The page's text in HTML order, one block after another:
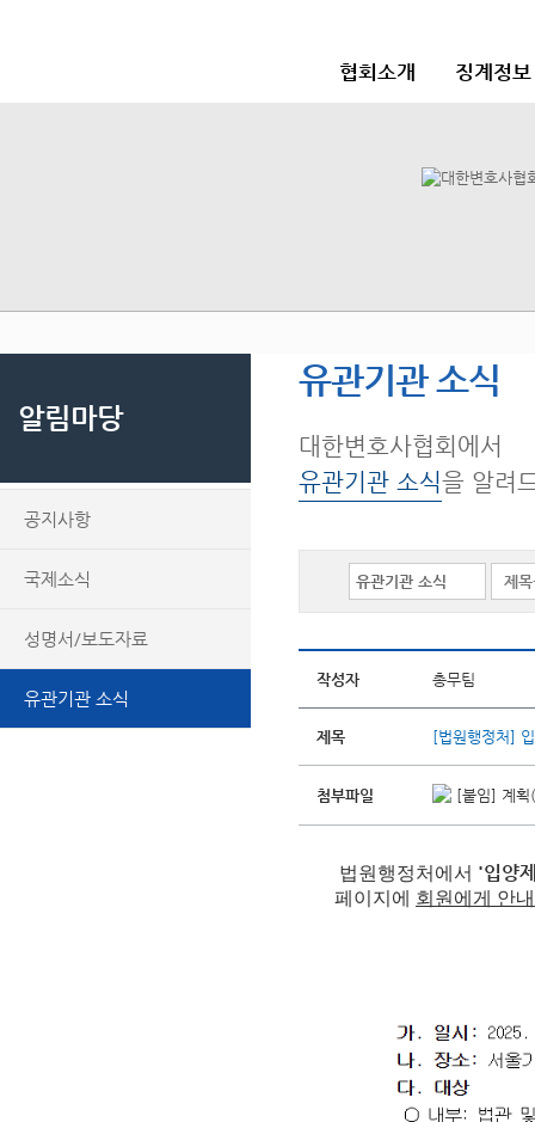
협회소개 징계정
알림마당
공지사항
국제소식
성명서/보도자료
유관기관 소식
유관기관 소식
대한변호사협회에서
유관기관 소식을 알려
작성자 총무팀
제목 [법원행정처]
첨부파일 [붙임] 계
법원행정처 에서 '입양
페이지에 회원에게 안